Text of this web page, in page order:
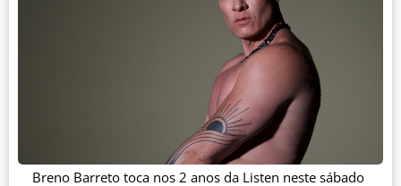
Breno Barreto toca nos 2 anos da Listen neste sábado